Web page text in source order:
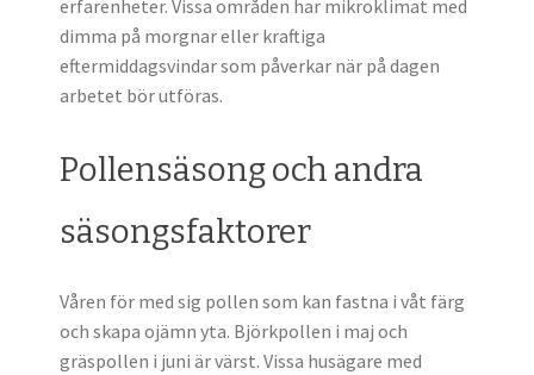
erfarenheter. Vissa områden har mikroklimat med
dimma på morgnar eller kraftiga
eftermiddagsvindar som påverkar när på dagen
arbetet bör utföras.
Pollensäsong och andra
säsongsfaktorer
Våren för med sig pollen som kan fastna i våt färg
och skapa ojämn yta. Björkpollen i maj och
gräspollen i juni är värst. Vissa husägare med